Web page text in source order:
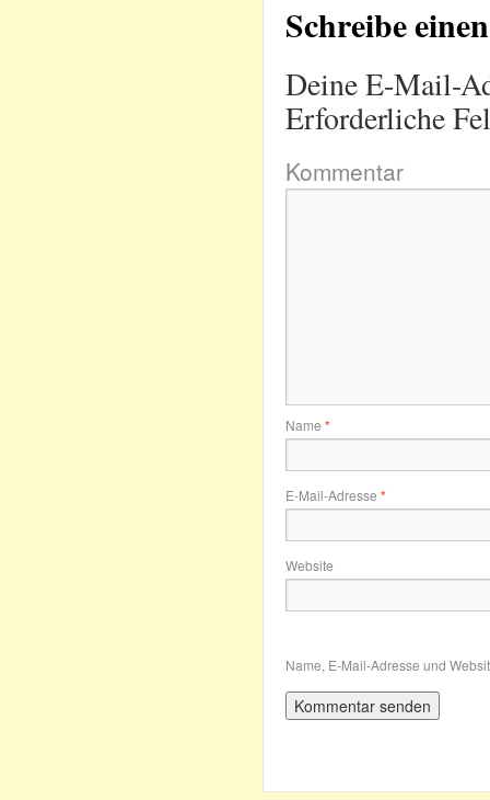
Schreibe
Deine E-Mail-
Erforderliche
Kommentar
Name *
E-Mail-Adresse *
Website
Name, E-Mail-Adresse und